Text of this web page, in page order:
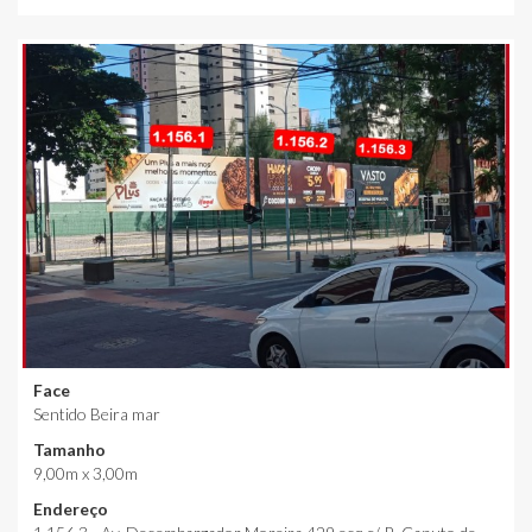
Face
Sentido Beira mar
Tamanho
9,00m x 3,00m
Endereço